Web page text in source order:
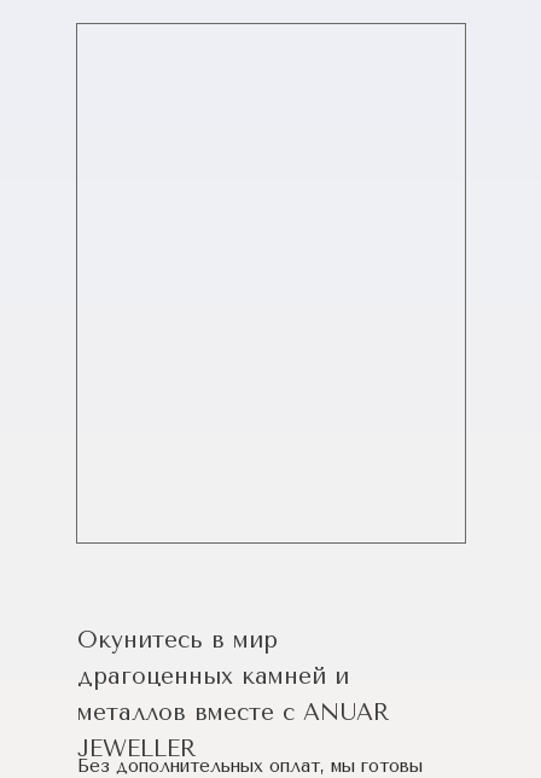
Окунитесь в мир
драгоценных камней и
металлов вместе с ANUAR
JEWELLER
Без дополнительных оплат, мы готовы